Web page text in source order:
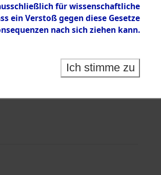
für wissenschaftliche
ein Verstoß gegen diese Gesetze
nach sich ziehen kann.
Ich stimme zu